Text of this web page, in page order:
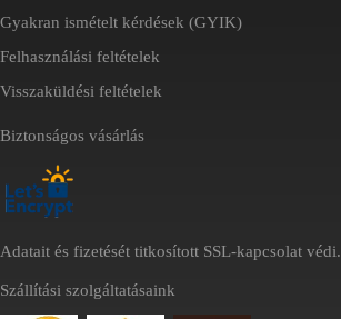
Gyakran ismételt kérdések (GYIK)
Felhasználási feltételek
Visszaküldési feltételek
Biztonságos vásárlás
Adatait és fizetését titkosított SSL-kapcsolat védi.
Szállítási szolgáltatásaink